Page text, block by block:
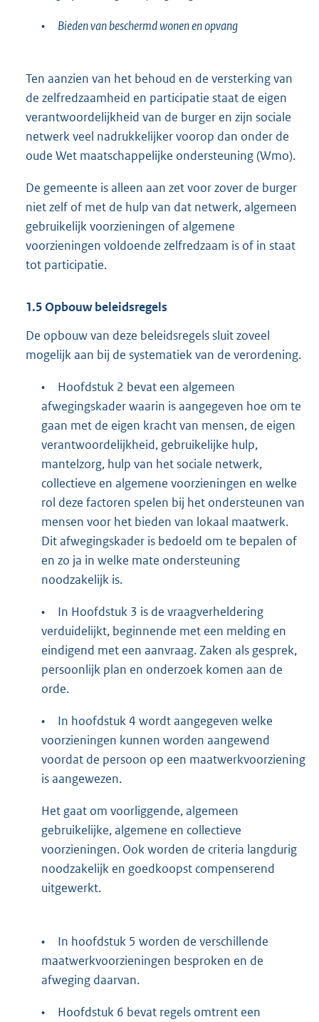
• Bieden van beschermd wonen en opvang
Ten aanzien van het behoud en de versterking van
de zelfredzaamheid en participatie staat de eigen
verantwoordelijkheid van de burger en zijn sociale
netwerk veel nadrukkelijker voorop dan onder de
oude Wet maatschappelijke ondersteuning (Wmo).
De gemeente is alleen aan zet voor zover de burger
niet zelf of met de hulp van dat netwerk, algemeen
gebruikelijk voorzieningen of algemene
voorzieningen voldoende zelfredzaam is of in staat
tot participatie.
1.5Opbouw beleidsregels
De opbouw van deze beleidsregels sluit zoveel
mogelijk aan bij de systematiek van de verordening.
•
Hoofdstuk 2 bevat een algemeen
afwegingskader waarin is aangegeven hoe om te
gaan met de eigen kracht van mensen, de eigen
verantwoordelijkheid, gebruikelijke hulp,
mantelzorg, hulp van het sociale netwerk,
collectieve en algemene voorzieningen en welke
rol deze factoren spelen bij het ondersteunen van
mensen voor het bieden van lokaal maatwerk.
Dit afwegingskader is bedoeld om te bepalen of
en zo ja in welke mate ondersteuning
noodzakelijk is.
•
In Hoofdstuk 3 is de vraagverheldering
verduidelijkt, beginnende met een melding en
eindigend met een aanvraag. Zaken als gesprek,
persoonlijk plan en onderzoek komen aan de
orde.
•
In hoofdstuk 4 wordt aangegeven welke
voorzieningen kunnen worden aangewend
voordat de persoon op een maatwerkvoorziening
is aangewezen.
Het gaat om voorliggende, algemeen
gebruikelijke, algemene en collectieve
voorzieningen. Ook worden de criteria langdurig
noodzakelijk en goedkoopst compenserend
uitgewerkt.
•
In hoofdstuk 5 worden de verschillende
maatwerkvoorzieningen besproken en de
afweging daarvan.
•
Hoofdstuk 6 bevat regels omtrent een